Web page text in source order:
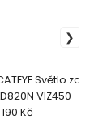
Světlo zad.
VIZ450
190 Kč